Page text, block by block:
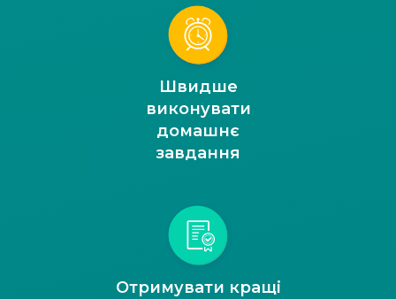
Швидше
виконувати
домашнє
завдання
Отримувати кращі